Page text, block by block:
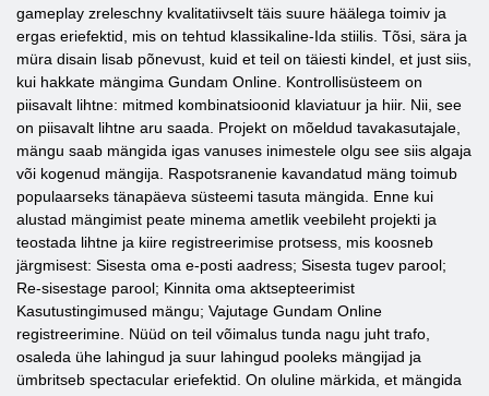
gameplay zreleschny kvalitatiivselt täis suure häälega toimiv ja
ergas eriefektid, mis on tehtud klassikaline-Ida stiilis. Tõsi, sära ja
müra disain lisab põnevust, kuid et teil on täiesti kindel, et just siis,
kui hakkate mängima Gundam Online. Kontrollisüsteem on
piisavalt lihtne: mitmed kombinatsioonid klaviatuur ja hiir. Nii, see
on piisavalt lihtne aru saada. Projekt on mõeldud tavakasutajale,
mängu saab mängida igas vanuses inimestele olgu see siis algaja
või kogenud mängija. Raspotsranenie kavandatud mäng toimub
populaarseks tänapäeva süsteemi tasuta mängida. Enne kui
alustad mängimist peate minema ametlik veebileht projekti ja
teostada lihtne ja kiire registreerimise protsess, mis koosneb
järgmisest: Sisesta oma e-posti aadress; Sisesta tugev parool;
Re-sisestage parool; Kinnita oma aktsepteerimist
Kasutustingimused mängu; Vajutage Gundam Online
registreerimine. Nüüd on teil võimalus tunda nagu juht trafo,
osaleda ühe lahingud ja suur lahingud pooleks mängijad ja
ümbritseb spectacular eriefektid. On oluline märkida, et mängida